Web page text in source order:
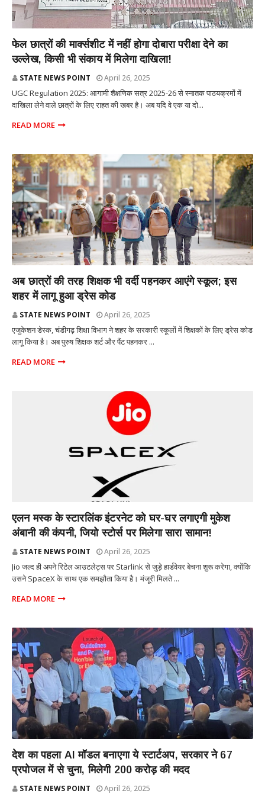
फेल छात्रों की मार्क्सशीट में नहीं होगा दोबारा परीक्षा देने का
उल्लेख, किसी भी संकाय में मिलेगा दाखिला!
STATE NEWS POINT April 26, 2025
UGC Regulation 2025: आगामी शैक्षणिक सत्र 2025-26 से स्नातक पाठयक्रमों में
दाखिला लेने वाले छात्रों के लिए राहत की खबर है। अब यदि वे एक या दो...
READ MORE
अब छात्रों की तरह शिक्षक भी वर्दी पहनकर आएंगे स्कूल; इस
शहर में लागू हुआ ड्रेस कोड
STATE NEWS POINT April 26, 2025
एजुकेशन डेस्क, चंडीगढ़ शिक्षा विभाग ने शहर के सरकारी स्कूलों में शिक्षकों के लिए ड्रेस कोड
लागू किया है। अब पुरुष शिक्षक शर्ट और पैंट पहनकर ...
READ MORE
एलन मस्क के स्टारलिंक इंटरनेट को घर-घर लगाएगी मुकेश
अंबानी की कंपनी, जियो स्टोर्स पर मिलेगा सारा सामान!
STATE NEWS POINT April 26, 2025
Jio जल्द ही अपने रिटेल आउटलेट्स पर Starlink से जुड़े हार्डवेयर बेचना शुरू करेगा, क्योंकि
उसने SpaceX के साथ एक समझौता किया है। मंजूरी मिलते ...
READ MORE
देश का पहला AI मॉडल बनाएगा ये स्टार्टअप, सरकार ने 67
प्रपोजल में से चुना, मिलेगी 200 करोड़ की मदद
STATE NEWS POINT April 26, 2025